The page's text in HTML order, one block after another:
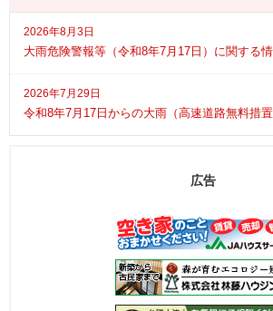
2026年8月3日
大雨危険警報等（令和8年7月17日）に関する情
2026年7月29日
令和8年7月17日からの大雨（高速道路無料措置
広告